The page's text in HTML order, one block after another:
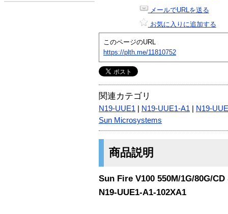
メールでURLを送る
お気に入りに追加する
このページのURL
https://plth.me/11810752
関連カテゴリ
N19-UUE1 N19-UUE1-A1
N19-
Sun Microsystems
商品説明
Sun Fire V100 550M/1G/80G/
N19-UUE1-A1-102XA1